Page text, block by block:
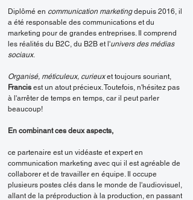
Diplômé en communication marketingdepuis 2016, il
a été responsable des communications et du
marketing pour de grandes entreprises. Il comprend
les réalités du B2C, du B2B et l'univers des médias
sociaux.
Organisé, méticuleux, curieuxet toujours souriant,
Francis est un atout précieux. Toutefois, n'hésitez pas
à l'arrêter de temps en temps, car il peut parler
beaucoup!
En combinant ces deux aspects,
ce partenaire est un vidéaste et expert en
communication marketing avec qui il est agréable de
collaborer et de travailler en équipe. Il occupe
plusieurs postes clés dans le monde de l'audiovisuel,
allant de la préproduction à la production, en passant